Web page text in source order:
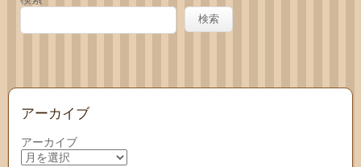
検索
アーカイブ
アーカイブ